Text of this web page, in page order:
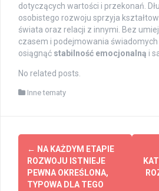
dotyczących wartości i przekonań.
osobistego rozwoju sprzyja
świata oraz relacji z innymi. Bez
czasem i podejmowania świadomych
osiągnąć stabilność emocjonalną i
No related posts.
Inne tematy
Post
navigation
← NA KAŻDYM ETAPIE
ROZWOJU ISTNIEJE
PEWNA OKREŚLONA,
TYPOWA DLA TEGO